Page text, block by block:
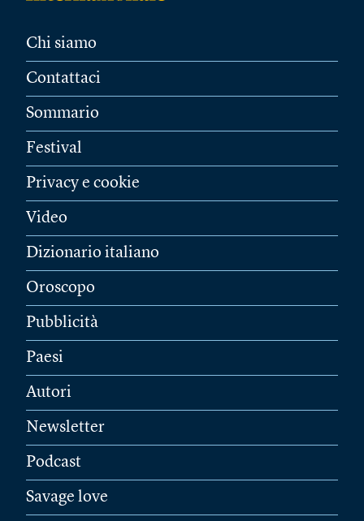
Chi siamo
Contattaci
Sommario
Festival
Privacy e cookie
Video
Dizionario italiano
Oroscopo
Pubblicità
Paesi
Autori
Newsletter
Podcast
Savage love